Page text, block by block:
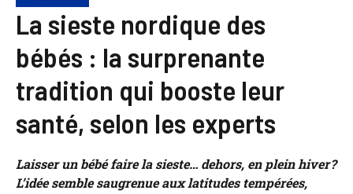
La sieste nordique des
bébés : la surprenante
tradition qui booste leur
santé, selon les experts
Laisser un bébé faire la sieste… dehors, en plein hiver ?
L’idée semble saugrenue aux latitudes tempérées,